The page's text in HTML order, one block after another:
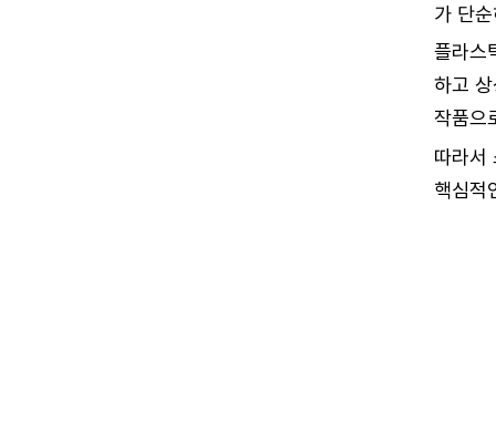
가 단
플라스
하고
작품으
따라서
핵심적